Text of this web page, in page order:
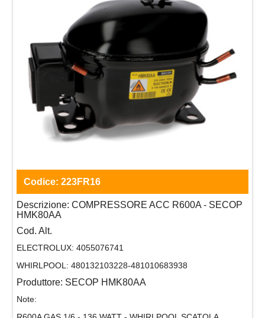
Codice: 223FR16
Descrizione: COMPRESSORE ACC R600A - SECOP
HMK80AA
Cod. Alt.
ELECTROLUX: 4055076741
WHIRLPOOL: 480132103228-481010683938
Produttore: SECOP HMK80AA
Note: